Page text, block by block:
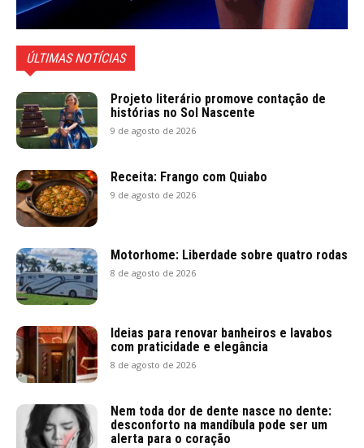
ÚLTIMAS NOTÍCIAS
Projeto literário promove contação de
histórias no Sol Nascente
9 de agosto de 2026
Receita: Frango com Quiabo
9 de agosto de 2026
Motorhome: Liberdade sobre quatro rodas
8 de agosto de 2026
Ideias para renovar banheiros e lavabos
com praticidade e elegância
8 de agosto de 2026
Nem toda dor de dente nasce no dente:
desconforto na mandíbula pode ser um
alerta para o coração